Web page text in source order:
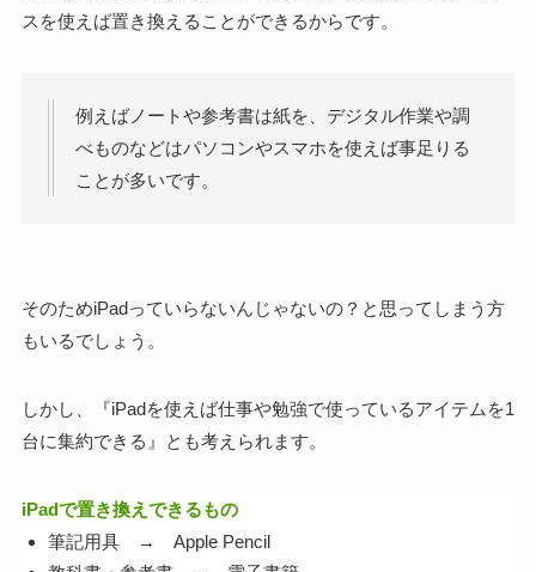
スを使えば置き換えることができるからです。
例えばノートや参考書は紙を、デジタル作業や調
べものなどはパソコンやスマホを使えば事足りる
ことが多いです。
そのためiPadっていらないんじゃないの？ と思ってしまう方
もいるでしょう。
しかし、
『iPadを使えば仕事や勉強で使っているアイテムを1
台に集約できる』
とも考えられます。
iPadで置き換えできるもの
筆記用具 → Apple Pencil